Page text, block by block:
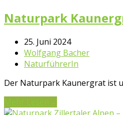
Naturpark
25. Juni 2024
Wolfgang Bacher
NaturführerIn
Der Naturpark Kaunergrat ist